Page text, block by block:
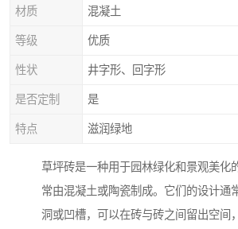
材质 混凝土
等级 优质
性状 井字形、回字形
是否定制 是
特点 滋润绿地
草坪砖是一种用于园林绿化和景观美化
常由混凝土或陶瓷制成。它们的设计通
洞或凹槽，可以在砖与砖之间留出空间